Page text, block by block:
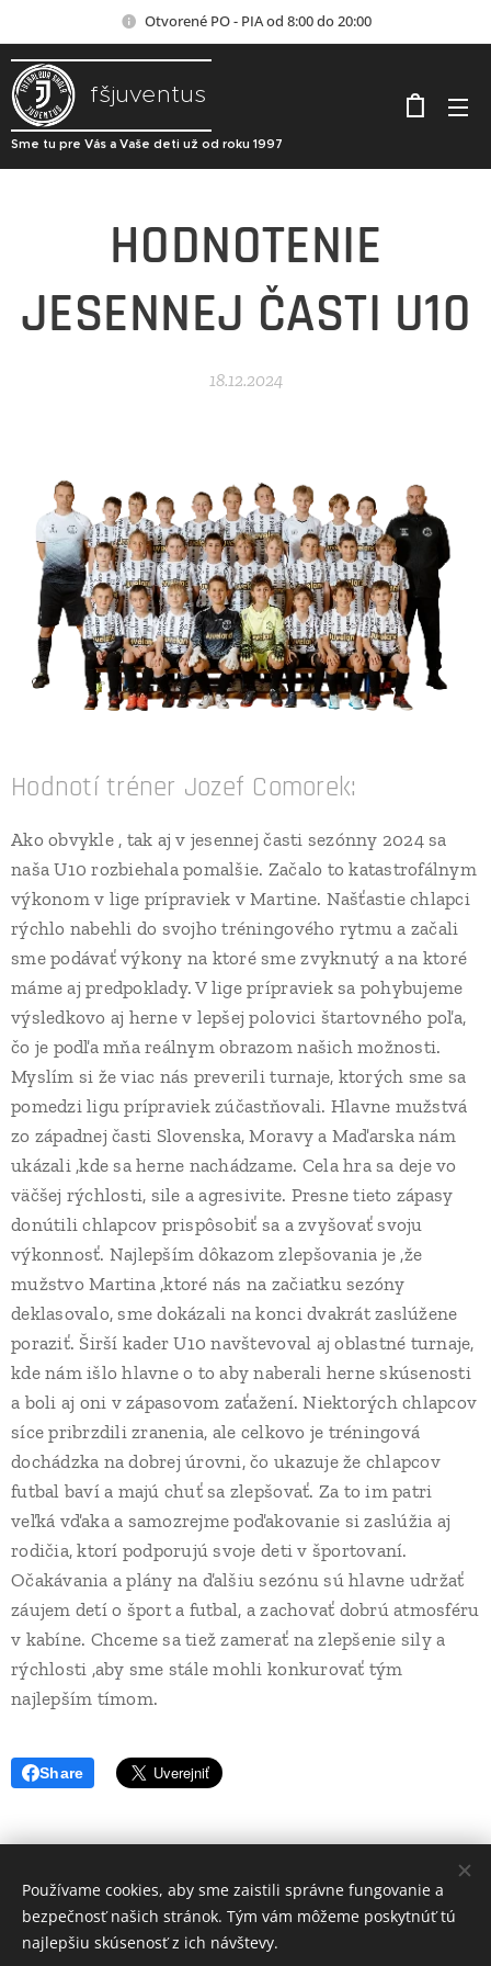
Otvorené PO - PIA od 8:00 do 20:00
fšjuventus
Sme tu pre Vás a Vaše deti už od roku 1997
HODNOTENIE
JESENNEJ ČASTI U10
18.12.2024
Hodnotí tréner Jozef Comorek:
Ako obvykle , tak aj v jesennej časti sezónny 2024 sa
naša U10 rozbiehala pomalšie. Začalo to katastrofálnym
výkonom v lige prípraviek v Martine. Našťastie chlapci
rýchlo nabehli do svojho tréningového rytmu a začali
sme podávať výkony na ktoré sme zvyknutý a na ktoré
máme aj predpoklady. V lige prípraviek sa pohybujeme
výsledkovo aj herne v lepšej polovici štartovného poľa,
čo je podľa mňa reálnym obrazom našich možnosti.
Myslím si že viac nás preverili turnaje, ktorých sme sa
pomedzi ligu prípraviek zúčastňovali. Hlavne mužstvá
zo západnej časti Slovenska, Moravy a Maďarska nám
ukázali ,kde sa herne nachádzame. Cela hra sa deje vo
väčšej rýchlosti, sile a agresivite. Presne tieto zápasy
donútili chlapcov prispôsobiť sa a zvyšovať svoju
výkonnosť. Najlepším dôkazom zlepšovania je ,že
mužstvo Martina ,ktoré nás na začiatku sezóny
deklasovalo, sme dokázali na konci dvakrát zaslúžene
poraziť. Širší kader U10 navštevoval aj oblastné turnaje,
kde nám išlo hlavne o to aby naberali herne skúsenosti
a boli aj oni v zápasovom zaťažení. Niektorých chlapcov
síce pribrzdili zranenia, ale celkovo je tréningová
dochádzka na dobrej úrovni, čo ukazuje že chlapcov
futbal baví a majú chuť sa zlepšovať. Za to im patri
veľká vďaka a samozrejme poďakovanie si zaslúžia aj
rodičia, ktorí podporujú svoje deti v športovaní.
Očakávania a plány na ďalšiu sezónu sú hlavne udržať
záujem detí o šport a futbal, a zachovať dobrú atmosféru
v kabíne. Chceme sa tiež zamerať na zlepšenie sily a
rýchlosti ,aby sme stále mohli konkurovať tým
najlepším tímom.
Share
Volajte.:+421 917 784 130
Web vytvorila Futbalová škola JUVENTUS -2021- Tvoríme weby pre
Používame cookies, aby sme zaistili správne fungovanie a
bezpečnosť našich stránok. Tým vám môžeme poskytnúť tú
najlepšiu skúsenosť z ich návštevy.